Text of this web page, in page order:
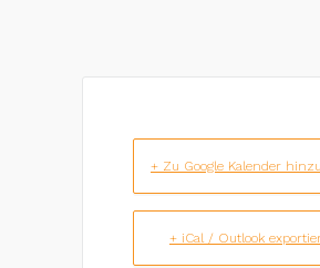
+ Zu Google Kalender
+ iCal / Outlook